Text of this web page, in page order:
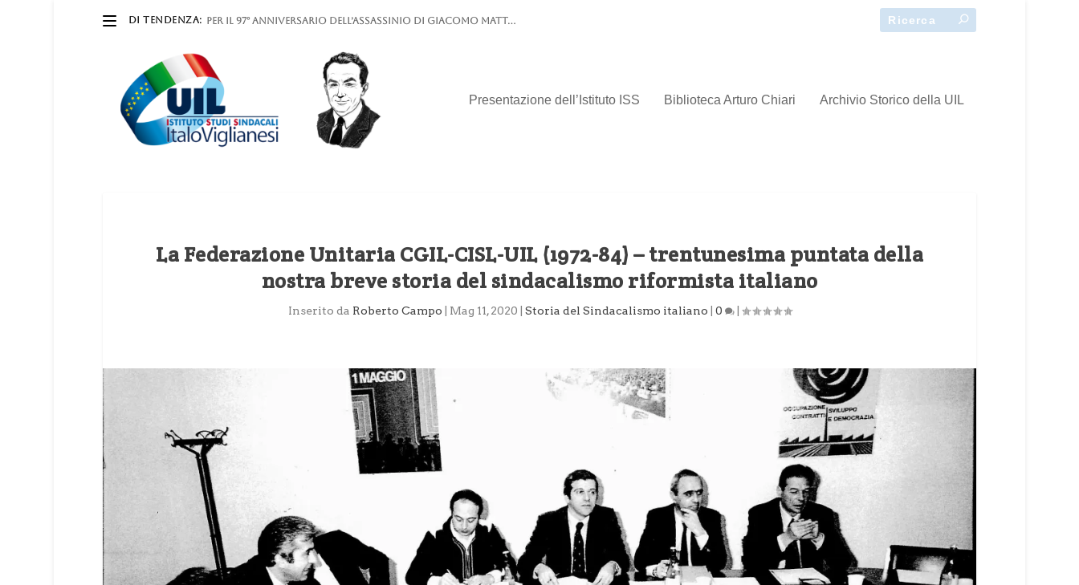
DI TENDENZA: Per il 97° anniversario dell’assassinio di Giacomo Matt...
Presentazione dell’Istituto ISS Biblioteca Arturo Chiari Archivio Storico della UIL
La Federazione Unitaria CGIL-CISL-UIL (1972-84) – trentunesima puntata della
nostra breve storia del sindacalismo riformista italiano
Inserito da Roberto Campo Mag 11, 2020 Storia del Sindacalismo italiano 0 |